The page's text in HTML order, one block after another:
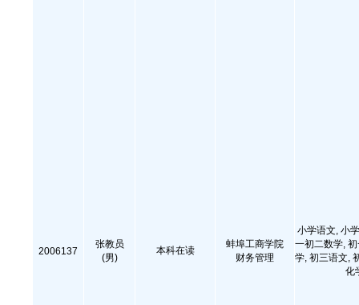
2006137
张教员
(男)
本科在读
蚌埠工商学院
财务管理
小学语文, 小
一初二数学,
学, 初三语文,
化